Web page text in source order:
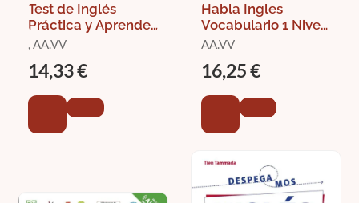
Test de Inglés
Práctica y Aprende.
Nivel A2-B2
, AA.VV
14,33 €
Habla Ingles
Vocabulario 1 Nivel
A1-A2
AA.VV
16,25 €